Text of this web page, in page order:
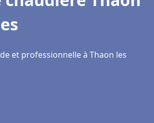
et professionnelle à Thaon les